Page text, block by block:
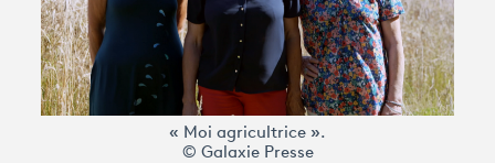
« Moi agricultrice ».
© Galaxie Presse